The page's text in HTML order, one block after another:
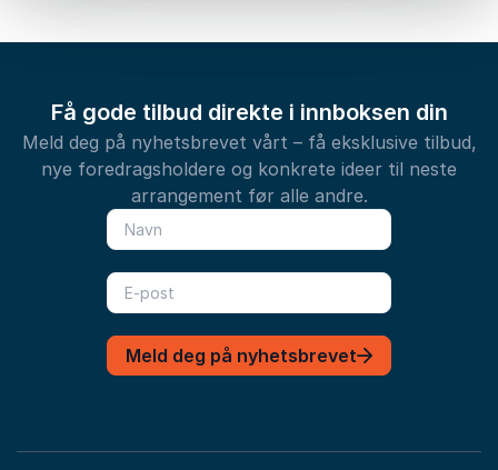
Få gode tilbud direkte i innboksen din
Meld deg på nyhetsbrevet vårt – få eksklusive tilbud,
nye foredragsholdere og konkrete ideer til neste
arrangement før alle andre.
Meld deg på nyhetsbrevet